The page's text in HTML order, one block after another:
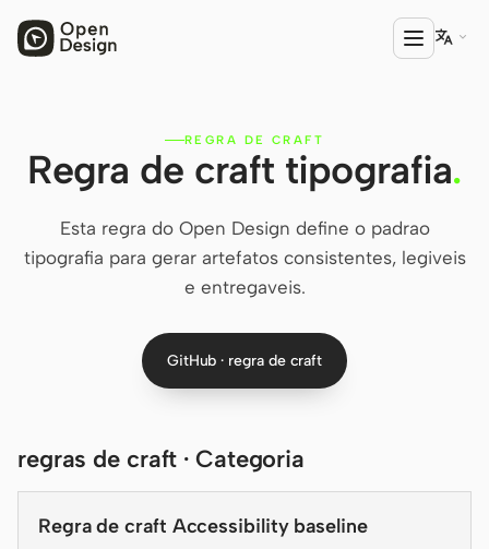
Open Design
HTML Anything
HTML Video
Open Design Plugin
Claude Code

REGRA DE CRAFT
Regra de craft tipografia.
Esta regra do Open Design define o padrao
tipografia para gerar artefatos consistentes, legiveis
e entregaveis.
GitHub · regra de craft
regras de craft · Categoria
Regra de craft Accessibility baseline